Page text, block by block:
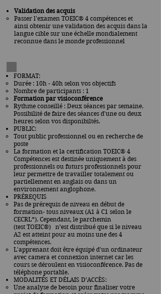
Validation des acquis
Passer l'examen TOEIC® 4 compétences et
ainsi obtenir une validation des acquis dans la
langue cible sur une échelle mondialement
reconnue dans le monde professionnel
FORMAT:
Durée : 10h - 40h selon vos objectifs
Nombre de participants : 1
Formation par visioconférence
Rythme conseillé : Deux séances par semaine.
Possibilité de faire des séances d'une ou deux
heures selon vos disponibiltés.
PUBLIC:
Tout public professionnel ou en recherche de
poste
La formation et la certification TOEIC® 4
Compétences est destinée uniquement à des
professionnels ou futurs professionnels pour
leur permettre de travailler totalement ou
partiellement en anglais ou dans un
environnement anglophone.
PRÉREQUIS
Pas de prérequis de niveau en début de
formation- tous niveaux (A1 à C1 selon le
CECRL*). Cependant, le parchemin
(test TOEIC®) n’est distribué que si le niveau
A2 est atteint pour au moins une des 4
compétences.
L'apprenant doit être équipé d'un ordinateur
avec camera et connexion internet car les
cours se déroulent en visioconférence. Pas de
téléphone portable.
MODALITÉS ET DÉLAIS D’ACCÈS:
Une analyse de besoin pour finaliser votre